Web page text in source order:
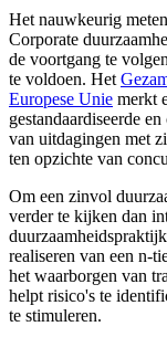
Het nauwkeurig
Corporate
de voortgang te
te voldoen. Het
Europese Unie merkt
gestandaardiseerde
van uitdagingen met
ten opzichte van
Om een zinvol
verder te kijken dan
realiseren van een n-
het waarborgen van
helpt risico's te
te stimuleren.